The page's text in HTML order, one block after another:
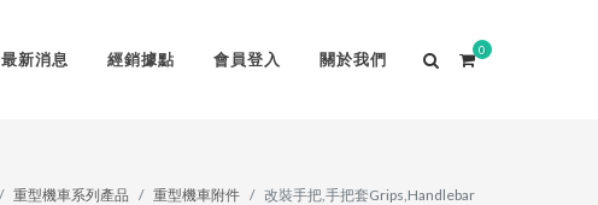
最新消息 經銷據點 會員登入 關於我們
0
重型機車系列產品 重型機車附件 改裝手把,手把套Grips,Handlebar